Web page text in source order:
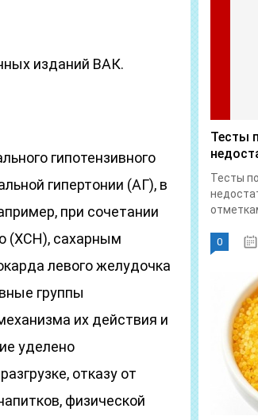
изданий ВАК.
гипотензивного
гипертонии (АГ), в
при сочетании
(ХСН), сахарным
левого желудочка
группы
их действия и
уделено
отказу от
физической
Тесты
Тесты
0